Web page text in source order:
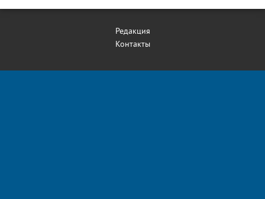
Редакция
Контакты